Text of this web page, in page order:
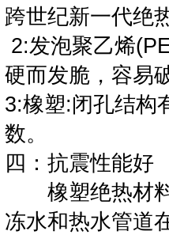
跨世纪新一代绝
2:发泡聚乙烯
硬而发脆，容易
3:橡塑:闭孔结构
数。
四：抗震性能好
橡塑绝热材料
冻水和热水管